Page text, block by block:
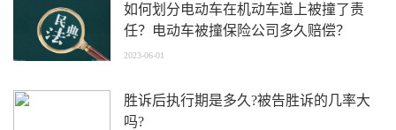
如何划分电动车在机动车道上被撞了责
任？电动车被撞保险公司多久赔偿？
2023-06-01
胜诉后执行期是多久?被告胜诉的几率大
吗?